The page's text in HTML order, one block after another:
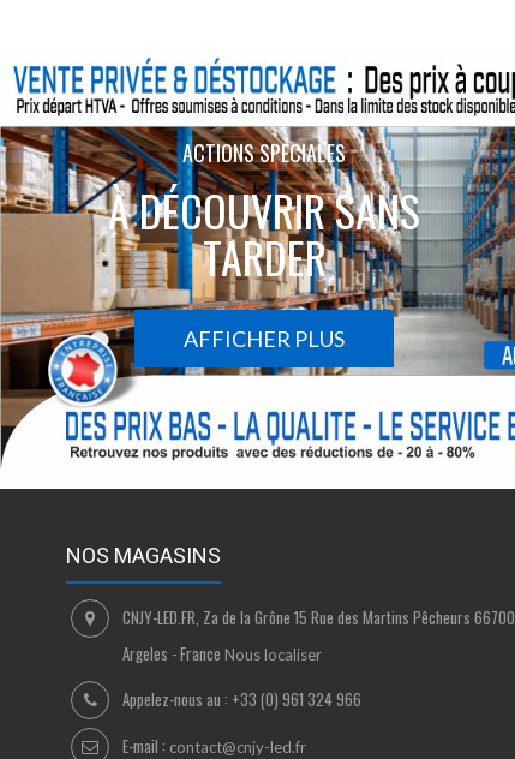
ACTIONS SPÉCIALES
À DÉCOUVRIR SANS
TARDER
AFFICHER PLUS
NOS MAGASINS
CNJY-LED.FR, Za de la Grône 15 Rue des Martins Pêcheurs 66700
Argeles - France Nous localiser
Appelez-nous au : +33 (0) 961 324 966
E-mail : contact@cnjy-led.fr